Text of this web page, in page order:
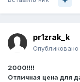
pr1zrak_k
Опубликовано
2000!!!!
Отличная цена для